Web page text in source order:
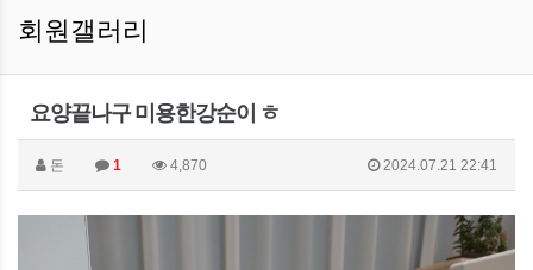
회원갤러리
요양끝나구 미용한강순이 ㅎ
돈 1 4,870 2024.07.21 22:41